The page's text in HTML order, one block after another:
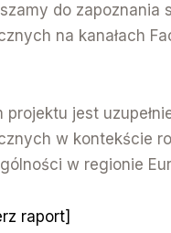
do zapoznania
na kanałach
projektu jest
w kontekście
w regionie
raport]